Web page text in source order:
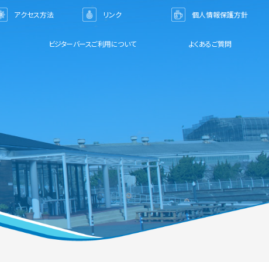
アクセス方法 リンク
個人情報保護方針
ビジターバースご利用について よくあるご質問